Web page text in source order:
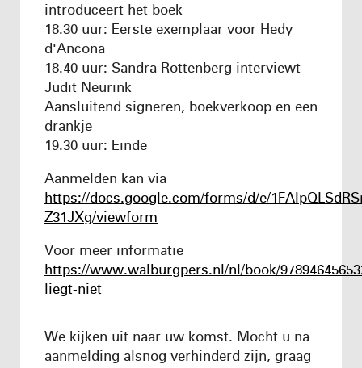
introduceert het boek
18.30 uur: Eerste exemplaar voor Hedy
d'Ancona
18.40 uur: Sandra Rottenberg interviewt
Judit Neurink
Aansluitend signeren, boekverkoop en een
drankje
19.30 uur: Einde
Aanmelden kan via
https://docs.google.com/forms/d/e/
Z31JXg/viewform
Voor meer informatie
https://www.walburgpers.nl/nl/book/
liegt-niet
We kijken uit naar uw komst. Mocht u na
aanmelding alsnog verhinderd zijn, graag